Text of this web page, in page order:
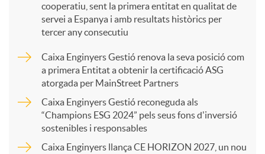
a
r
cooperatiu, sent la primera entitat en qualitat de
servei a Espanya i amb resultats històrics per
tercer any consecutiu
Caixa Enginyers Gestió renova la seva posició com
a primera Entitat a obtenir la certificació ASG
atorgada per MainStreet Partners
Caixa Enginyers Gestió reconeguda als
“Champions ESG 2024” pels seus fons d'inversió
sostenibles i responsables
Caixa Enginyers llança CE HORIZON 2027, un nou